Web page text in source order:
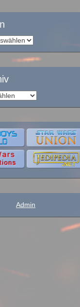
Admin